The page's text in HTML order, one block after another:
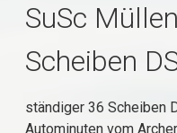
SuSc
Scheiben
ständiger 36 Scheiben
Autominuten vom